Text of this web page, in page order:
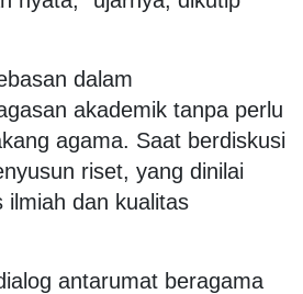
dalam
akademik tanpa perlu
agama. Saat berdiskusi
riset, yang dinilai
ilmiah dan kualitas
antarumat beragama